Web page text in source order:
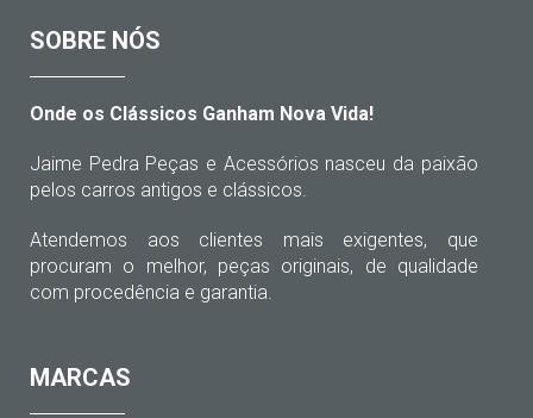
SOBRE NÓS
Onde os Clássicos Ganham Nova Vida!
Jaime Pedra Peças e Acessórios nasceu da paixão
pelos carros antigos e clássicos.
Atendemos aos clientes mais exigentes, que
procuram o melhor, peças originais, de qualidade
com procedência e garantia.
MARCAS